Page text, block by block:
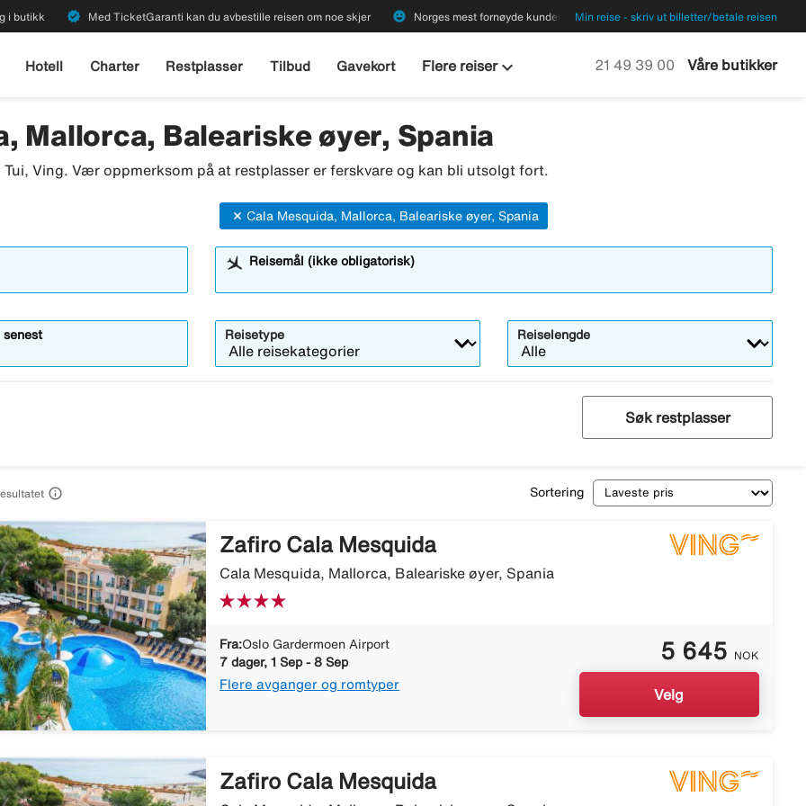
i butikk verified Med TicketGaranti kan du avbestille reisen om noe skjer emoji_emotions Norges mest fornøyde kunder Min reise - skriv ut billetter/betale reisen
Hotell Charter Restplasser Tilbud Gavekort Flere reiserkeyboard_arrow_down Ring oss på
21 49 39 00 Våre butikker
Mallorca, Baleariske øyer, Spania
Ving. Vær oppmerksom på at restplasser er ferskvare og kan bli utsolgt fort.
Reisemål (ikke obligatorisk)
Cala Mesquida, Mallorca, Baleariske øyer, Spania
senest Reisetype Reiselengde
Søk restplasser
 Sortering
Zafiro Cala Mesquida
Cala Mesquida, Mallorca, Baleariske øyer, Spania
Fra:Oslo Gardermoen Airport
7 dager, 1 Sep - 8 Sep
Flere avganger og romtyper
5 645 NOK
Velg
Zafiro Cala Mesquida